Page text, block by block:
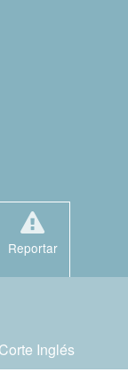
Reportar
Inglés